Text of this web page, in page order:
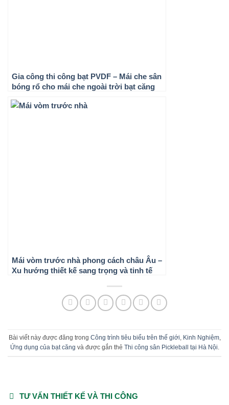
Gia công thi công bạt PVDF – Mái che sân
bóng rổ cho mái che ngoài trời bạt căng
Mái vòm trước nhà phong cách châu Âu –
Xu hướng thiết kế sang trọng và tinh tế
Bài viết này được đăng trong Công trình tiêu biểu trên thế giới, Kinh Nghiệm,
Ứng dụng của bạt căng và được gắn thẻ Thi công sân Pickleball tại Hà Nội.
TƯ VẤN THIẾT KẾ VÀ THI CÔNG